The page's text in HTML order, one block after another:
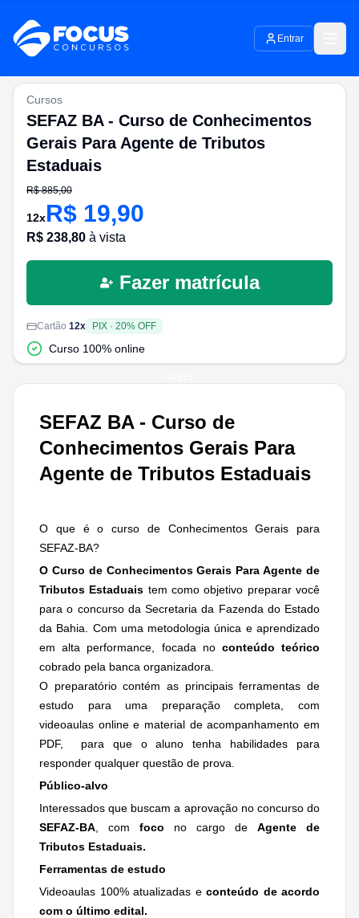
Entrar
SEFAZ BA - Curso de
Conhecimentos Gerais Para
Agente de Tributos Estaduais
O que é o curso de Conhecimentos Gerais para
SEFAZ-BA?
O Curso de Conhecimentos Gerais Para Agente de
Tributos Estaduais tem como objetivo preparar você
para o concurso da Secretaria da Fazenda do Estado
da Bahia. Com uma metodologia única e aprendizado
em alta performance, focada no conteúdo teórico
cobrado pela banca organizadora.
O preparatório contém as principais ferramentas de
estudo para uma preparação completa, com
videoaulas online e material de acompanhamento em
PDF, para que o aluno tenha habilidades para
responder qualquer questão de prova.
Público-alvo
Interessados que buscam a aprovação no concurso do
SEFAZ-BA , com foco no cargo de Agente de
Tributos Estaduais.
Ferramentas de estudo
Videoaulas 100% atualizadas e conteúdo de acordo
com o último edital.
Cursos
SEFAZ BA - Curso de Conhecimentos
Gerais Para Agente de Tributos
Estaduais
R$885,00
12xR$ 19,90
R$ 238,80 à vista
Fazer matrícula
Cartão 12x PIX · 20% OFF
Curso 100% online